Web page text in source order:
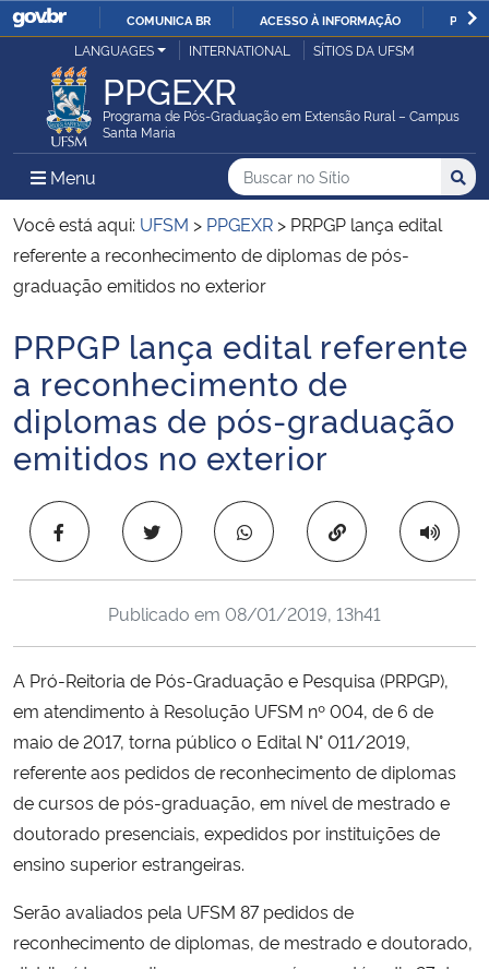
IR
O
COMUNICA BR ACESSO À INFORMAÇÃO
Ministério da Justiça e Segurança Pública
Ministério da Defesa
Ministério das Relações Exteriores
Ministério da Economia
Ministério da Infraestrutura
Ministério da Agricultura, Pecuária e Abastecimento
Ministério da Educação
Ministério da Cidadania
Ministério da Saúde
Ministério de Minas e Energia
Ministério da Ciência, Tecnologia, Inovações e Comunicações
Ministério do Meio Ambiente
Ministério do Turismo
Ministério do Desenvolvimento Regional
Controladoria-Geral da União
LANGUAGES INTERNATIONAL SÍTIOS DA UFSM
PPGEXR
Programa de Pós-Graduação em Extensão Rural – Campus
Santa Maria
Menu Menu Principal do Sítio
Busca
Buscar no no Sítio
Busca:
Você está aqui: UFSM > PPGEXR > PRPGP lança edital
referente a reconhecimento de diplomas de pós-
graduação emitidos no exterior
Início do conteúdo
PRPGP lança edital referente
a reconhecimento de
diplomas de pós-graduação
emitidos no exterior
Copiar para área
Publicado em 08/01/2019, 13h41
A Pró-Reitoria de Pós-Graduação e Pesquisa (PRPGP),
em atendimento à Resolução UFSM nº 004, de 6 de
maio de 2017, torna público o Edital N° 011/2019,
referente aos pedidos de reconhecimento de diplomas
de cursos de pós-graduação, em nível de mestrado e
doutorado presenciais, expedidos por instituições de
ensino superior estrangeiras.
Serão avaliados pela UFSM 87 pedidos de
reconhecimento de diplomas, de mestrado e doutorado,